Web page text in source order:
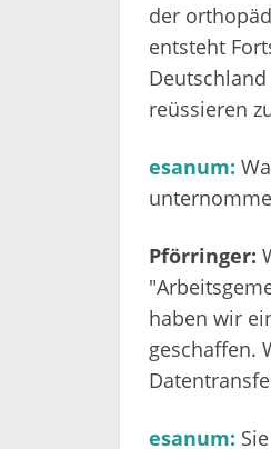
der
entsteht
reüssieren
esanum:
Pförringer:
haben wir
geschaffen.
esanum: